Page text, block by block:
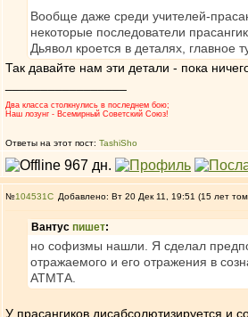
Вообще даже среди учителей-
некоторые последователи
Дьявол кроется в деталях,
Так давайте нам эти детали - пока
Два класса столкнулись в последнем бою;
Наш лозунг - Всемирный Советский Союз!
Ответы на этот пост: TashiSho
№104531 Добавлено: Вт 20 Дек 11, 19:51 (15 лет
Вантус пишет:
но софизмы нашли. Я сделал
отражаемого и его отражения в
АТМТА.
У прасангиков дисабсолютизируется и